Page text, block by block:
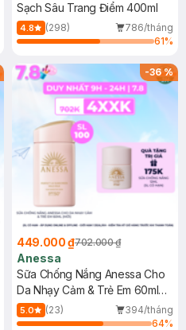
Sạch Sâu Trang Điểm 400ml
4.8 (298)
786/tháng
61%
-36%
449.000 ₫702.000 ₫
Anessa
Sữa Chống Nắng Anessa Cho
Da Nhạy Cảm & Trẻ Em 60ml
(Mới)
5.0 (23)
394/tháng
64%